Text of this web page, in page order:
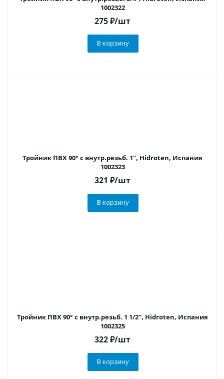
1002322
275₽/шт
В корзину
Тройник ПВХ 90° с внутр.резьб. 1", Hidroten, Испания
1002323
321 ₽/шт
В корзину
Тройник ПВХ 90° с внутр.резьб. 1 1/2", Hidroten, Испания
1002325
322₽/шт
В корзину